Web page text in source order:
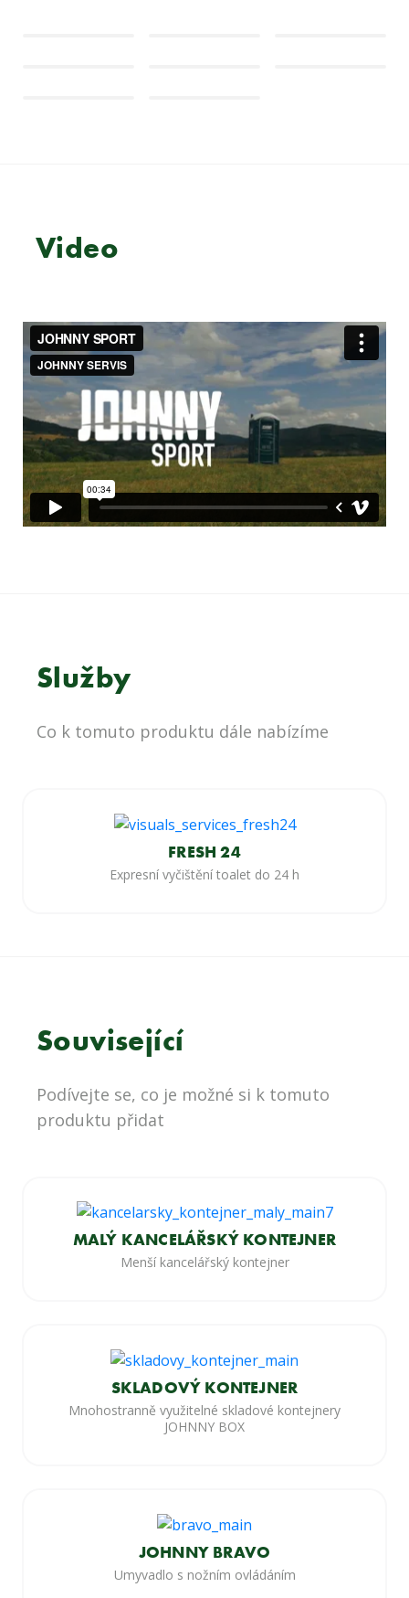
Video
Služby
Co k tomuto produktu dále nabízíme
FRESH 24
Expresní vyčištění toalet do 24 h
Související
Podívejte se, co je možné si k tomuto
produktu přidat
MALÝ KANCELÁŘSKÝ KONTEJNER
Menší kancelářský kontejner
SKLADOVÝ KONTEJNER
Mnohostranně využitelné skladové kontejnery
JOHNNY BOX
JOHNNY BRAVO
Umyvadlo s nožním ovládáním